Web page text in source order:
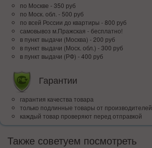
по Москве - 350 руб
по Моск. обл. - 500 руб
по всей Росcии до квартиры - 800 руб
самовывоз м.Пражская - бесплатно!
в пункт выдачи (Москва) - 200 руб
в пункт выдачи (Моск. обл.) - 300 руб
в пункт выдачи (РФ) - 400 руб
Гарантии
гарантия качества товара
только подлинные товары от производителей
каждый товар проверяют перед отправкой
Также советуем посмотреть